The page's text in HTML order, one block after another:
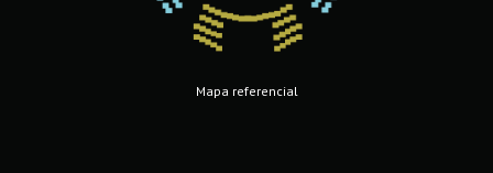
Mapa referencial